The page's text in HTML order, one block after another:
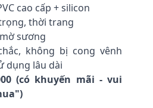
cao cấp + silicon
thời trang
sương
không bị cong vênh
dụng lâu dài
(có khuyến mãi - vui